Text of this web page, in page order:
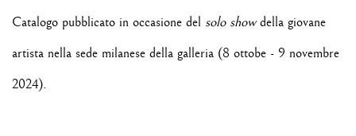
Catalogo pubblicato in occasione del solo showdella giovane
artista nella sede milanese della galleria (8 ottobe - 9 novembre
2024).